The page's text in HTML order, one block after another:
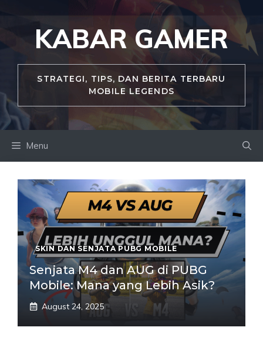
content
KABAR GAMER
STRATEGI, TIPS, DAN BERITA TERBARU
MOBILE LEGENDS
Menu
SKIN DAN SENJATA PUBG MOBILE
Senjata M4 dan AUG di PUBG
Mobile: Mana yang Lebih Asik?
August 24, 2025